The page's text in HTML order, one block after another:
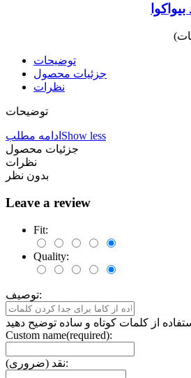
توضیحات
جزئیات محصول
نظرات
توضیحات
ادامه مطلب Show less
جزئیات محصول
نظرات
بدون نظر
Leave a review
Fit:
Quality:
توصیف:
Custom name(required):
نقد (ضروری):